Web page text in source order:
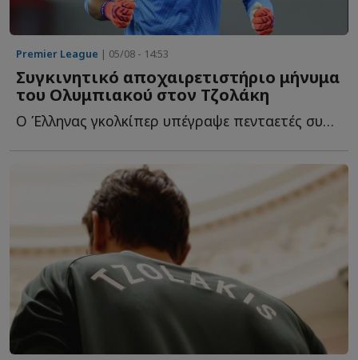
Premier League | 05/08 - 14:53
Συγκινητικό αποχαιρετιστήριο μήνυμα
του Ολυμπιακού στον Τζολάκη
Ο Έλληνας γκολκίπερ υπέγραψε πενταετές συμβόλαιο συνεργασίας μ...